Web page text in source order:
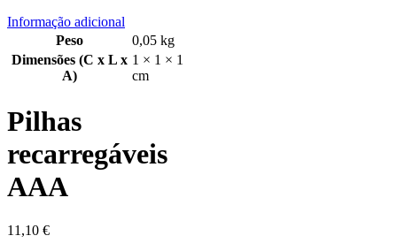
Informação adicional
Peso
0,05 kg
Dimensões (C x L x
A)
1 × 1 × 1
cm
Pilhas
recarregáveis
AAA
11,10 €